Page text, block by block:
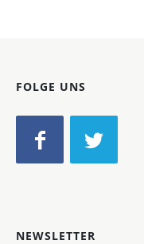
FOLGE UNS
NEWSLETTER